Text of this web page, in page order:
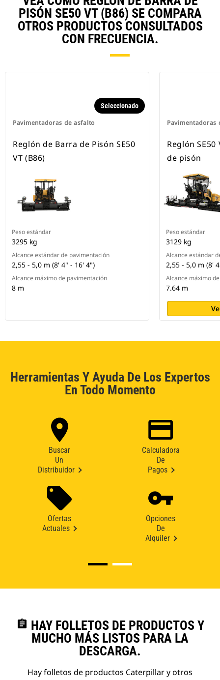
PISÓN SE50 VT (B86) SE COMPARA
OTROS PRODUCTOS CONSULTADOS
CON FRECUENCIA.
Pavimentadoras de asfalto
Seleccionado
Reglón de Barra de Pisón SE50
VT (B86)
Peso estándar
3295 kg
Alcance estándar de pavimentación
2,55 - 5,0 m (8' 4" - 16' 4")
Alcance máximo de pavimentación
8 m
Pavimentadoras
Reglón
de pisón
Peso estándar
3129 kg
Alcance estándar
2,55 - 5,0 m (8'
Alcance máximo
7.64 m
Herramientas Y Ayuda De Los Expertos
En Todo Momento
Buscar
Un
Distribuidor
Calculadora
De
Pagos
Ofertas
Actuales
Opciones
De
Alquiler
assignment HAY FOLLETOS DE PRODUCTOS Y
MUCHO MÁS LISTOS PARA LA
DESCARGA.
Hay folletos de productos Caterpillar y otros